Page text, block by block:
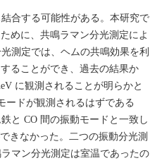
合する可能性がある。本研究で
めに、共鳴ラマン分光測定によ
測定では、ヘムの共鳴効果を利
ることができ、過去の結果か
に観測されることが明らかと
ードが観測されるはずである
と CO 間の振動モードと一致し
きなかった。二つの振動分光測
マン分光測定は室温であったの